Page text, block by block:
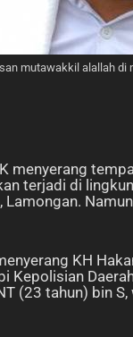
mutawakkil alallah di
menyerang
terjadi di
Lamongan.
KH
Kepolisian
(23 tahun) bin